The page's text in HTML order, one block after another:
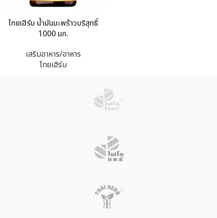
ไทยเฮิร์บ น้ำมันมะพร้าวบริสุทธิ์
1000 มก.
เสริมอาหาร/อาหาร
ไทยเฮิร์บ